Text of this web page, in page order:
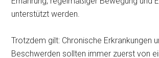
unterstützt werden.
Trotzdem gilt: Chronische Erkrankungen
Beschwerden sollten immer zuerst von